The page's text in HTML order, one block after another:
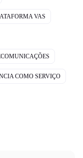
VAS
COMO SERVIÇO